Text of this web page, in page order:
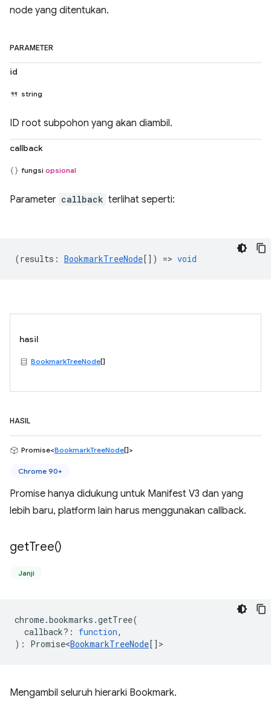
node yang ditentukan.
PARAMETER
id
string
ID root subpohon yang akan diambil.
callback
fungsi opsional
Parameter callback terlihat seperti:
(results : BookmarkTreeNode[]) => void
hasil
BookmarkTreeNode[]
HASIL
Promise<BookmarkTreeNode[]>
Chrome 90+
Promise hanya didukung untuk Manifest V3 dan yang
lebih baru, platform lain harus menggunakan callback.
getTree()
Janji
chrome.bookmarks .getTree(
callback? : function,
) : Promise<BookmarkTreeNode[] >
Mengambil seluruh hierarki Bookmark.